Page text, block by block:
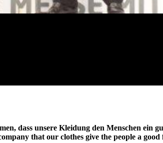
dass unsere Kleidung den Menschen ein
that our clothes give the people a good